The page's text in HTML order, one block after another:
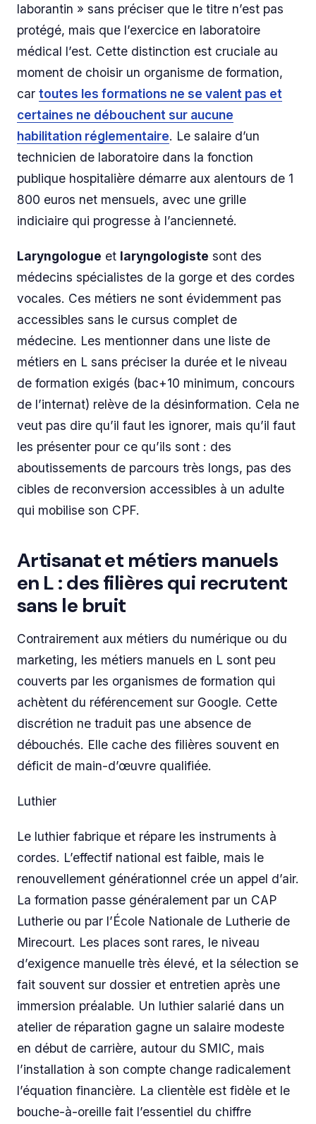
laborantin » sans préciser que le titre n’est pas
protégé, mais que l’exercice en laboratoire
médical l’est. Cette distinction est cruciale au
moment de choisir un organisme de formation,
car toutes les formations ne se valent pas et
certaines ne débouchent sur aucune
habilitation réglementaire. Le salaire d’un
technicien de laboratoire dans la fonction
publique hospitalière démarre aux alentours de 1
800 euros net mensuels, avec une grille
indiciaire qui progresse à l’ancienneté.
Laryngologue et laryngologiste sont des
médecins spécialistes de la gorge et des cordes
vocales. Ces métiers ne sont évidemment pas
accessibles sans le cursus complet de
médecine. Les mentionner dans une liste de
métiers en L sans préciser la durée et le niveau
de formation exigés (bac+10 minimum, concours
de l’internat) relève de la désinformation. Cela ne
veut pas dire qu’il faut les ignorer, mais qu’il faut
les présenter pour ce qu’ils sont : des
aboutissements de parcours très longs, pas des
cibles de reconversion accessibles à un adulte
qui mobilise son CPF.
Artisanat et métiers manuels
en L : des filières qui recrutent
sans le bruit
Contrairement aux métiers du numérique ou du
marketing, les métiers manuels en L sont peu
couverts par les organismes de formation qui
achètent du référencement sur Google. Cette
discrétion ne traduit pas une absence de
débouchés. Elle cache des filières souvent en
déficit de main-d’œuvre qualifiée.
Luthier
Le luthier fabrique et répare les instruments à
cordes. L’effectif national est faible, mais le
renouvellement générationnel crée un appel d’air.
La formation passe généralement par un CAP
Lutherie ou par l’École Nationale de Lutherie de
Mirecourt. Les places sont rares, le niveau
d’exigence manuelle très élevé, et la sélection se
fait souvent sur dossier et entretien après une
immersion préalable. Un luthier salarié dans un
atelier de réparation gagne un salaire modeste
en début de carrière, autour du SMIC, mais
l’installation à son compte change radicalement
l’équation financière. La clientèle est fidèle et le
bouche-à-oreille fait l’essentiel du chiffre